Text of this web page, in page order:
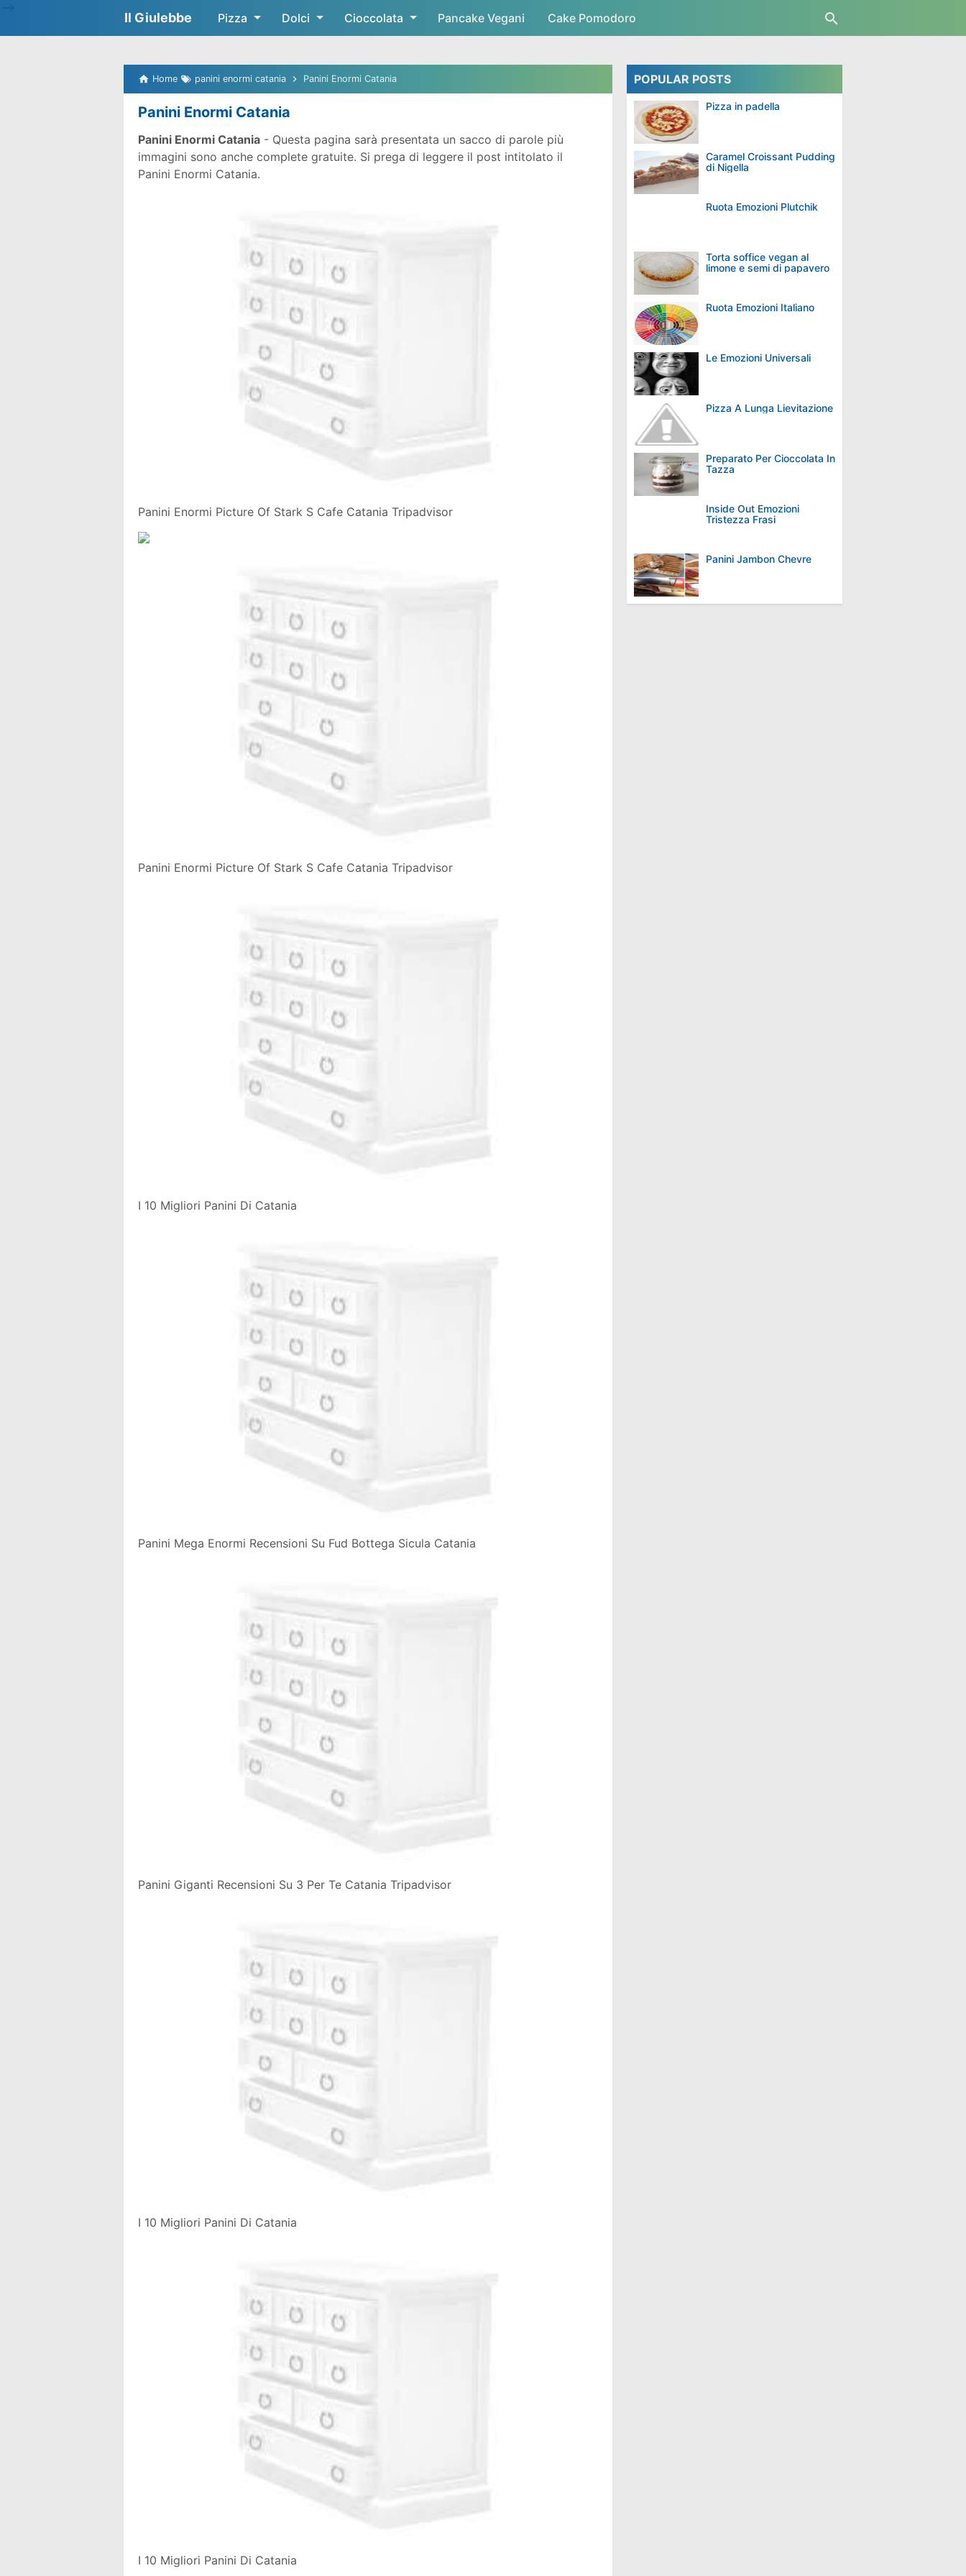
Skip to main content
Il Giulebbe Pizza Dolci Cioccolata Pancake Vegani Cake Pomodoro
Home panini enormi catania Panini Enormi Catania
Panini Enormi Catania
Panini Enormi Catania - Questa pagina sarà presentata un sacco di parole più
immagini sono anche complete gratuite. Si prega di leggere il post intitolato il
Panini Enormi Catania.
Panini Enormi Picture Of Stark S Cafe Catania Tripadvisor
Panini Enormi Picture Of Stark S Cafe Catania Tripadvisor
I 10 Migliori Panini Di Catania
Panini Mega Enormi Recensioni Su Fud Bottega Sicula Catania
Panini Giganti Recensioni Su 3 Per Te Catania Tripadvisor
I 10 Migliori Panini Di Catania
I 10 Migliori Panini Di Catania
POPULAR POSTS
Pizza in padella
Caramel Croissant Pudding
di Nigella
Ruota Emozioni Plutchik
Torta soffice vegan al
limone e semi di papavero
Ruota Emozioni Italiano
Le Emozioni Universali
Pizza A Lunga Lievitazione
Preparato Per Cioccolata In
Tazza
Inside Out Emozioni
Tristezza Frasi
Panini Jambon Chevre